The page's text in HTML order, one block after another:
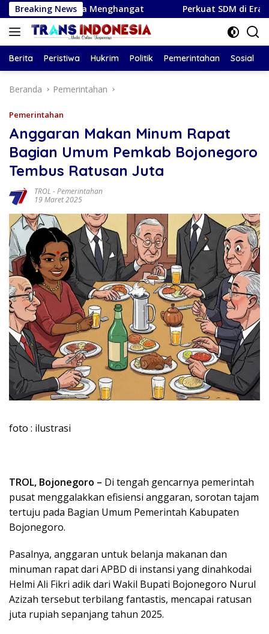
Langsung
ke
konten
Breaking News
Menghangat Perkuat SDM di Era Digital,
Berita Peristiwa Hukrim Politik Pemerintahan Sosial
Beranda Pemerintahan
Pemerintahan
Anggaran Makan Minum Rapat
Bagian Umum Pemkab Bojonegoro
Tembus Ratusan Juta
TROL -Pemerintahan
19 Maret 2025
foto : ilustrasi
TROL, Bojonegoro – Di tengah gencarnya pemerintah
pusat menggalakkan efisiensi anggaran, sorotan tajam
tertuju pada Bagian Umum Pemerintah Kabupaten
Bojonegoro.
Pasalnya, anggaran untuk belanja makanan dan
minuman rapat dari APBD di instansi yang dinahkodai
Helmi Ali Fikri adik dari Wakil Bupati Bojonegoro Nurul
Azizah tersebut terbilang fantastis, mencapai ratusan
juta rupiah sepanjang tahun 2025.